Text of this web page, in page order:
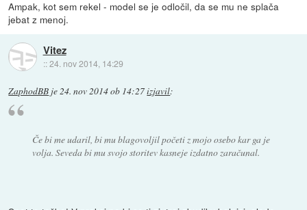
Ampak, kot sem rekel - model se je odločil, da se mu ne splača
jebat z menoj.
Vitez
::24. nov 2014, 14:29
ZaphodBB je 24. nov 2014 ob 14:27izjavil:
Če bi me udaril, bi mu blagovoljil početi z mojo osebo kar ga je
volja. Seveda bi mu svojo storitev kasneje izdatno zaračunal.